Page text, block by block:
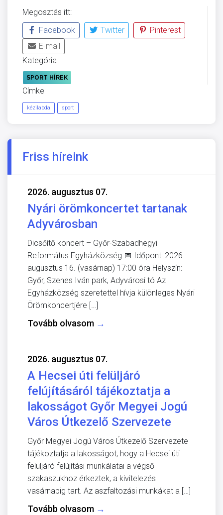
Megosztás itt:
Facebook
Twitter
Pinterest
E-mail
Kategória
SPORT HÍREK
Címke
kézilabda sport
Friss híreink
2026. augusztus 07.
Nyári örömkoncertet tartanak
Adyvárosban
Dicsőítő koncert – Győr-Szabadhegyi
Református Egyházközség 📅 Időpont: 2026.
augusztus 16. (vasárnap) 17:00 óra Helyszín:
Győr, Szenes Iván park, Adyvárosi tó Az
Egyházközség szeretettel hívja különleges Nyári
Örömkoncertjére […]
Tovább olvasom →
2026. augusztus 07.
A Hecsei úti felüljáró
felújításáról tájékoztatja a
lakosságot Győr Megyei Jogú
Város Útkezelő Szervezete
Győr Megyei Jogú Város Útkezelő Szervezete
tájékoztatja a lakosságot, hogy a Hecsei úti
felüljáró felújítási munkálatai a végső
szakaszukhoz érkeztek, a kivitelezés
vasárnapig tart. Az aszfaltozási munkákat a […]
Tovább olvasom →